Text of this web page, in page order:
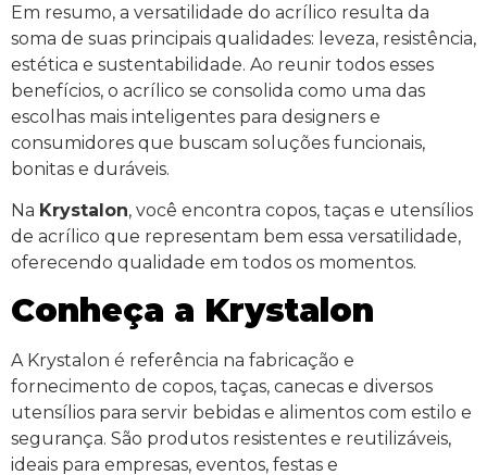
Em resumo, a versatilidade do acrílico resulta da
soma de suas principais qualidades: leveza, resistência,
estética e sustentabilidade. Ao reunir todos esses
benefícios, o acrílico se consolida como uma das
escolhas mais inteligentes para designers e
consumidores que buscam soluções funcionais,
bonitas e duráveis.
Na Krystalon, você encontra copos, taças e utensílios
de acrílico que representam bem essa versatilidade,
oferecendo qualidade em todos os momentos.
Conheça a Krystalon
A Krystalon é referência na fabricação e
fornecimento de copos, taças, canecas e diversos
utensílios para servir bebidas e alimentos com estilo e
segurança. São produtos resistentes e reutilizáveis,
ideais para empresas, eventos, festas e